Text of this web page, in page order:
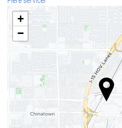
Spa
Tyrkisk bad
Sauna
Fitness
Receptionen
Døgnåben reception
Bagageopbevaring
+
−